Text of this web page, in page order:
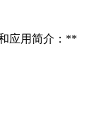
应用简介：**